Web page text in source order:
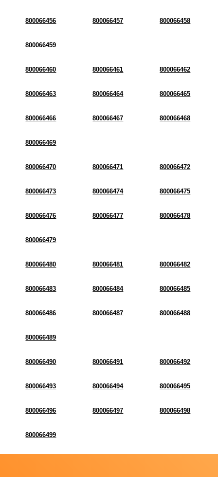
800066456 800066457 800066458
800066459
800066460 800066461 800066462
800066463 800066464 800066465
800066466 800066467 800066468
800066469
800066470 800066471 800066472
800066473 800066474 800066475
800066476 800066477 800066478
800066479
800066480 800066481 800066482
800066483 800066484 800066485
800066486 800066487 800066488
800066489
800066490 800066491 800066492
800066493 800066494 800066495
800066496 800066497 800066498
800066499